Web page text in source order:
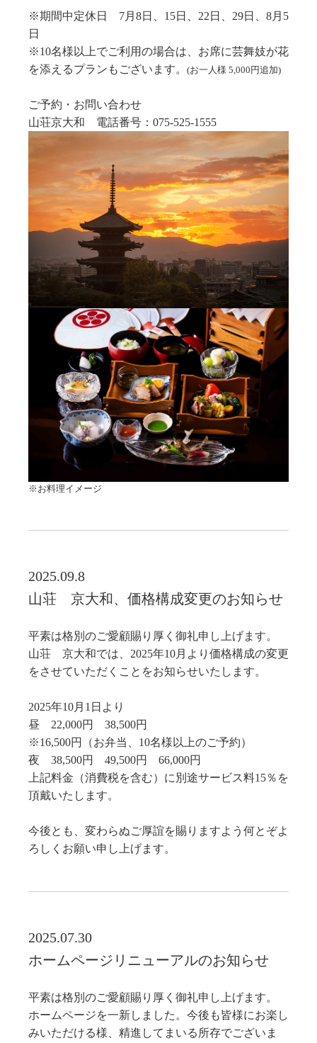
※期間中定休日 7月8日、15日、22日、29日、8月5
日
※10名様以上でご利用の場合は、お席に芸舞妓が花
を添えるプランもございます。
(お一人様 5,000円追加)
ご予約・お問い合わせ
山荘京大和 電話番号：075-525-1555
※お料理イメージ
2025.09.8
山荘 京大和、価格構成変更のお知らせ
平素は格別のご愛顧賜り厚く御礼申し上げます。
山荘 京大和では、2025年10月より価格構成の変更
をさせていただくことをお知らせいたします。
2025年10月1日より
昼 22,000円 38,500円
※16,500円（お弁当、10名様以上のご予約）
夜 38,500円 49,500円 66,000円
上記料金（消費税を含む）に別途サービス料15％を
頂戴いたします。
今後とも、変わらぬご厚誼を賜りますよう何とぞよ
ろしくお願い申し上げます。
2025.07.30
ホームページリニューアルのお知らせ
平素は格別のご愛顧賜り厚く御礼申し上げます。
ホームページを一新しました。今後も皆様にお楽し
みいただける様、精進してまいる所存でございま